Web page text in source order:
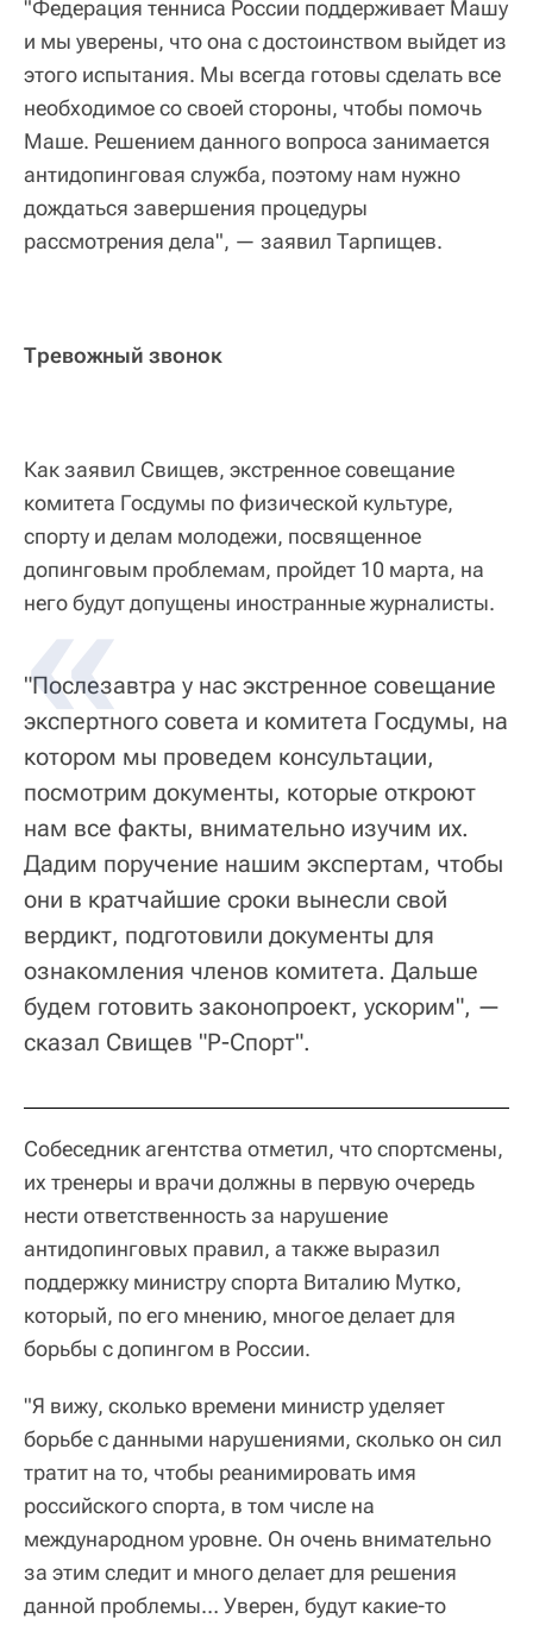
"Федерация тенниса России поддерживает Машу
и мы уверены, что она с достоинством выйдет из
этого испытания. Мы всегда готовы сделать все
необходимое со своей стороны, чтобы помочь
Маше. Решением данного вопроса занимается
антидопинговая служба, поэтому нам нужно
дождаться завершения процедуры
рассмотрения дела", — заявил Тарпищев.
Тревожный звонок
Как заявил Свищев, экстренное совещание
комитета Госдумы по физической культуре,
спорту и делам молодежи, посвященное
допинговым проблемам, пройдет 10 марта, на
него будут допущены иностранные журналисты.
"Послезавтра у нас экстренное совещание
экспертного совета и комитета Госдумы, на
котором мы проведем консультации,
посмотрим документы, которые откроют
нам все факты, внимательно изучим их.
Дадим поручение нашим экспертам, чтобы
они в кратчайшие сроки вынесли свой
вердикт, подготовили документы для
ознакомления членов комитета. Дальше
будем готовить законопроект, ускорим", —
сказал Свищев "Р-Спорт".
Собеседник агентства отметил, что спортсмены,
их тренеры и врачи должны в первую очередь
нести ответственность за нарушение
антидопинговых правил, а также выразил
поддержку министру спорта Виталию Мутко,
который, по его мнению, многое делает для
борьбы с допингом в России.
"Я вижу, сколько времени министр уделяет
борьбе с данными нарушениями, сколько он сил
тратит на то, чтобы реанимировать имя
российского спорта, в том числе на
международном уровне. Он очень внимательно
за этим следит и много делает для решения
данной проблемы… Уверен, будут какие-то